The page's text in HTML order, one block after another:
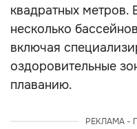
квадратных метров.
несколько
включая
оздоровительные
плаванию.
РЕКЛАМА -